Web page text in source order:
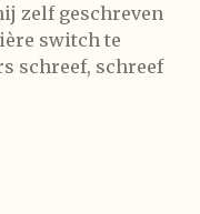
zelf geschreven
switch te
schreef, schreef